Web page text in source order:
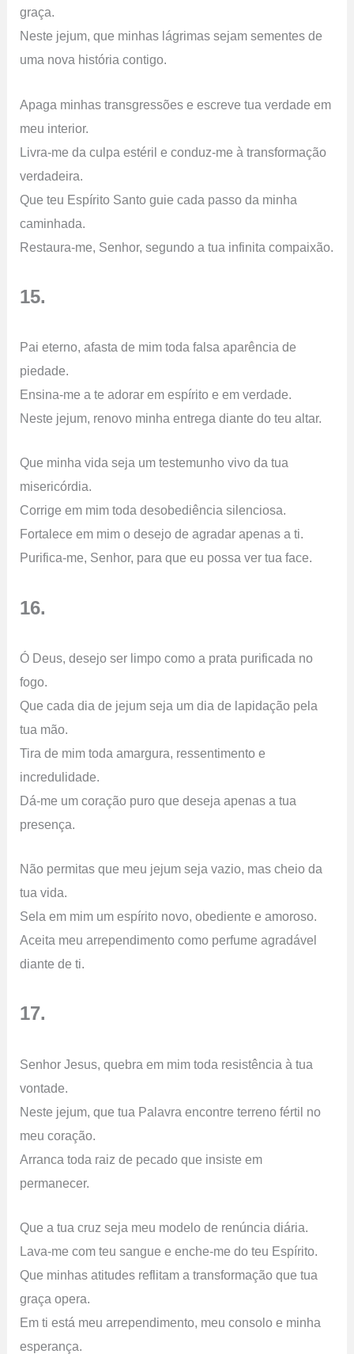
graça.
Neste jejum, que minhas lágrimas sejam sementes de
uma nova história contigo.
Apaga minhas transgressões e escreve tua verdade em
meu interior.
Livra-me da culpa estéril e conduz-me à transformação
verdadeira.
Que teu Espírito Santo guie cada passo da minha
caminhada.
Restaura-me, Senhor, segundo a tua infinita compaixão.
15.
Pai eterno, afasta de mim toda falsa aparência de
piedade.
Ensina-me a te adorar em espírito e em verdade.
Neste jejum, renovo minha entrega diante do teu altar.
Que minha vida seja um testemunho vivo da tua
misericórdia.
Corrige em mim toda desobediência silenciosa.
Fortalece em mim o desejo de agradar apenas a ti.
Purifica-me, Senhor, para que eu possa ver tua face.
16.
Ó Deus, desejo ser limpo como a prata purificada no
fogo.
Que cada dia de jejum seja um dia de lapidação pela
tua mão.
Tira de mim toda amargura, ressentimento e
incredulidade.
Dá-me um coração puro que deseja apenas a tua
presença.
Não permitas que meu jejum seja vazio, mas cheio da
tua vida.
Sela em mim um espírito novo, obediente e amoroso.
Aceita meu arrependimento como perfume agradável
diante de ti.
17.
Senhor Jesus, quebra em mim toda resistência à tua
vontade.
Neste jejum, que tua Palavra encontre terreno fértil no
meu coração.
Arranca toda raiz de pecado que insiste em
permanecer.
Que a tua cruz seja meu modelo de renúncia diária.
Lava-me com teu sangue e enche-me do teu Espírito.
Que minhas atitudes reflitam a transformação que tua
graça opera.
Em ti está meu arrependimento, meu consolo e minha
esperança.